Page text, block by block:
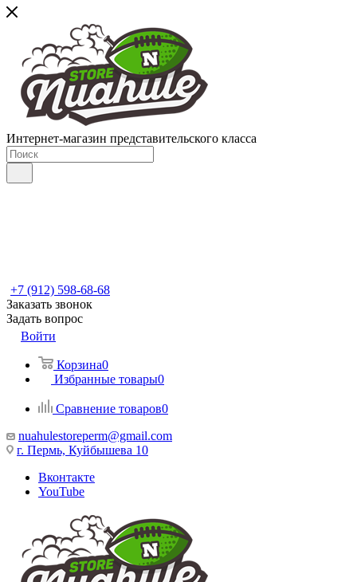
Интернет-магазин представительского класса
+7 (912) 598-68-68
Заказать звонок
Задать вопрос
Войти
Корзина0
Избранные товары0
Сравнение товаров0
nuahulestoreperm@gmail.com
г. Пермь, Куйбышева 10
Вконтакте
YouTube